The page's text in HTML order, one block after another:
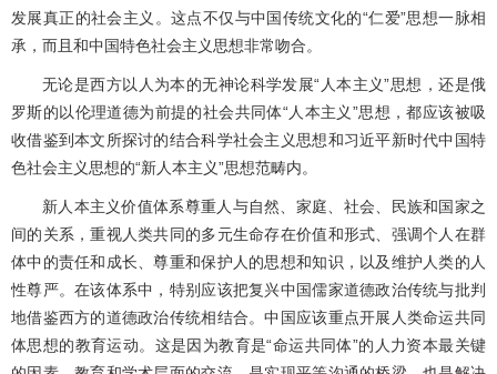
发展真正的社会主义。这点不仅与中国传统文化的“仁爱”思想一脉相
承，而且和中国特色社会主义思想非常吻合。
无论是西方以人为本的无神论科学发展“人本主义”思想，还是俄
罗斯的以伦理道德为前提的社会共同体“人本主义”思想，都应该被吸
收借鉴到本文所探讨的结合科学社会主义思想和习近平新时代中国特
色社会主义思想的“新人本主义”思想范畴内。
新人本主义价值体系尊重人与自然、家庭、社会、民族和国家之
间的关系，重视人类共同的多元生命存在价值和形式、强调个人在群
体中的责任和成长、尊重和保护人的思想和知识，以及维护人类的人
性尊严。在该体系中，特别应该把复兴中国儒家道德政治传统与批判
地借鉴西方的道德政治传统相结合。中国应该重点开展人类命运共同
体思想的教育运动。这是因为教育是“命运共同体”的人力资本最关键